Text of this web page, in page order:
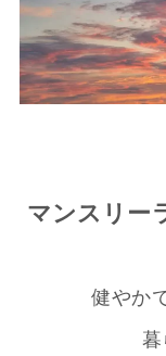
マンスリー
健やか
暮